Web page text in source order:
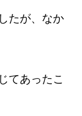
たが、なか
てあったこ